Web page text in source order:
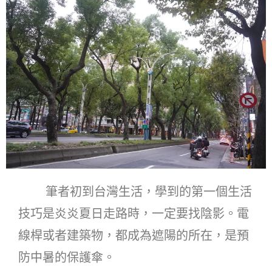
筆者初到台灣生活，學到的第一個生活
技巧是炎炎夏日走路時，一定要找陰影。電
線桿或者建築物，都成為遮陽的所在，是預
防中暑的保護傘。